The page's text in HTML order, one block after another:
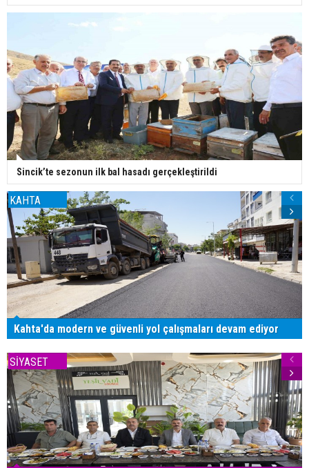
Sincik’te sezonun ilk bal hasadı gerçekleştirildi
KAHTA
Kahta'da modern ve güvenli yol çalışmaları devam ediyor
SİYASET